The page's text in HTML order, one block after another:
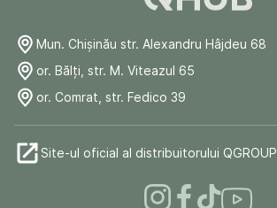
Mun. Chişinău str. Alexandru Hâjdeu 68
or. Bălți, str. M. Viteazul 65
or. Comrat, str. Fedico 39
Site-ul oficial al distribuitorului QGROUP